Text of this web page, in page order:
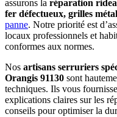
assurons la réparation
fer défectueux, grilles
panne. Notre priorité est
locaux professionnels et
conformes aux normes.
Nos artisans serruriers
Orangis 91130 sont
techniques. Ils vous
explications claires sur les
conseils pour optimiser la